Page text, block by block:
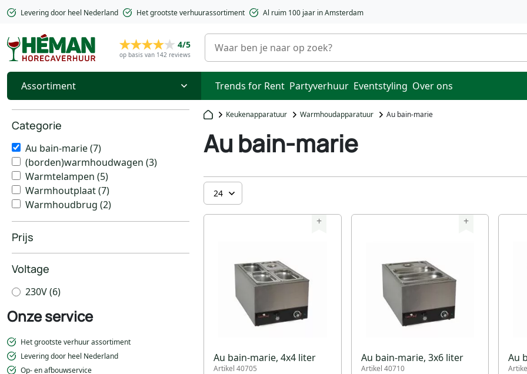
Levering door heel Nederland Het grootste verhuurassortiment Al ruim 100 jaar in Amsterdam
4/5
op basis van 142 reviews
Assortiment Trends for Rent Partyverhuur Eventstyling Over ons
Categorie
Au bain-marie(7)
(borden)warmhoudwagen (3)
Warmtelampen (5)
Warmhoutplaat(7)
Warmhoudbrug (2)
Prijs
Voltage
230V(6)
Onze service
Het grootste verhuur assortiment
Levering door heel Nederland
Op- en afbouwservice
Keukenapparatuur Warmhoudapparatuur Au bain-marie
Au bain-marie
+
Au bain-marie, 4x4 liter
Artikel 40705
+
Au bain-marie, 3x6 liter
Artikel 40710
Au